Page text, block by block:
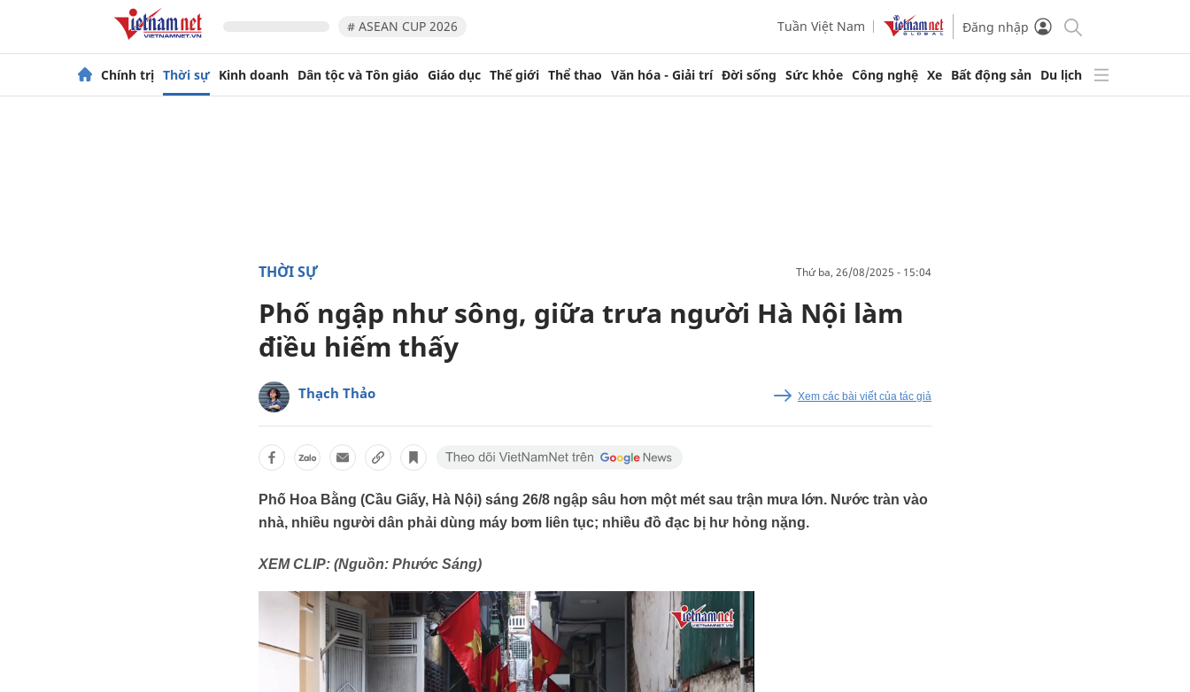
# ASEAN CUP 2026 Tuần Việt Nam Đăng nhập
Chính trị Thời sự Kinh doanh Dân tộc và Tôn giáo Giáo dục Thế giới Thể thao Văn hóa - Giải trí Đời sống Sức khỏe Công nghệ Xe Bất động sản Du lịch
THỜI SỰ thứ ba, 26/08/2025 - 15:04
Phố ngập như sông, giữa trưa người Hà Nội làm
điều hiếm thấy
Thạch Thảo Xem các bài viết của tác giả
Phố Hoa Bằng (Cầu Giấy, Hà Nội) sáng 26/8 ngập sâu hơn một mét sau trận mưa lớn. Nước tràn vào
nhà, nhiều người dân phải dùng máy bơm liên tục; nhiều đồ đạc bị hư hỏng nặng.
XEM CLIP: (Nguồn: Phước Sáng)